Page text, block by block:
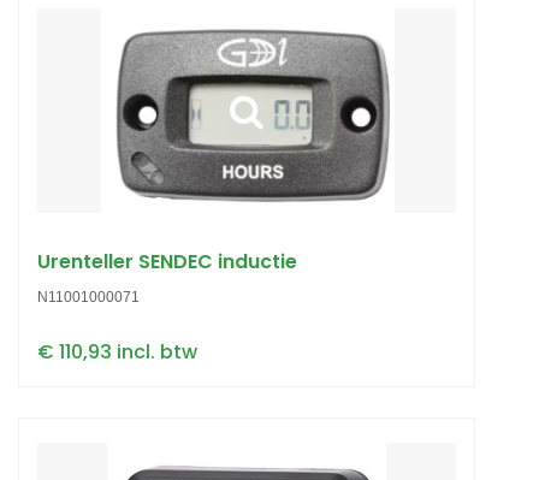
Urenteller SENDEC inductie
N11001000071
€ 110,93 incl. btw